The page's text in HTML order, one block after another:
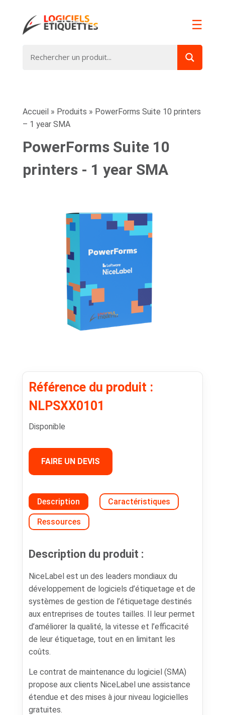
☰
Accueil » Produits » PowerForms Suite 10 printers
– 1 year SMA
PowerForms Suite 10
printers - 1 year SMA
Référence du produit :
NLPSXX0101
Disponible
FAIRE UN DEVIS
Description Caractéristiques
Ressources
Description du produit :
NiceLabel est un des leaders mondiaux du
développement de logiciels d’étiquetage et de
systèmes de gestion de l’étiquetage destinés
aux entreprises de toutes tailles. Il leur permet
d’améliorer la qualité, la vitesse et l’efficacité
de leur étiquetage, tout en en limitant les
coûts.
Le contrat de maintenance du logiciel (SMA)
propose aux clients NiceLabel une assistance
étendue et des mises à jour niveau logicielles
gratuites.